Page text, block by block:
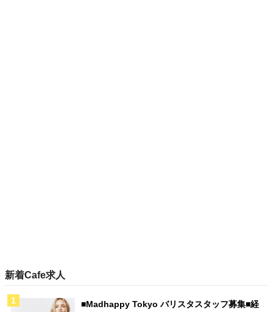
新着Cafe求人
■Madhappy Tokyo バリスタスタッフ募集■経